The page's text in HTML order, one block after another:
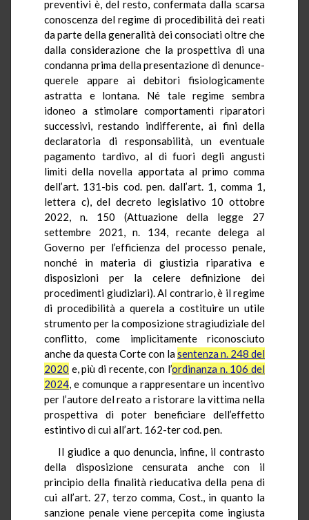
preventivi è, del resto, confermata dalla scarsa
conoscenza del regime di procedibilità dei reati
da parte della generalità dei consociati oltre che
dalla considerazione che la prospettiva di una
condanna prima della presentazione di denunce-
querele appare ai debitori fisiologicamente
astratta e lontana. Né tale regime sembra
idoneo a stimolare comportamenti riparatori
successivi, restando indifferente, ai fini della
declaratoria di responsabilità, un eventuale
pagamento tardivo, al di fuori degli angusti
limiti della novella apportata al primo comma
dell’art. 131-bis cod. pen. dall’art. 1, comma 1,
lettera c), del decreto legislativo 10 ottobre
2022, n. 150 (Attuazione della legge 27
settembre 2021, n. 134, recante delega al
Governo per l’efficienza del processo penale,
nonché in materia di giustizia riparativa e
disposizioni per la celere definizione dei
procedimenti giudiziari). Al contrario, è il regime
di procedibilità a querela a costituire un utile
strumento per la composizione stragiudiziale del
conflitto, come implicitamente riconosciuto
anche da questa Corte con lasentenza n. 248 del
2020 e, più di recente, con l’ordinanza n. 106 del
2024, e comunque a rappresentare un incentivo
per l’autore del reato a ristorare la vittima nella
prospettiva di poter beneficiare dell’effetto
estintivo di cui all’art. 162-ter cod. pen.
Il giudice a quo denuncia, infine, il contrasto
della disposizione censurata anche con il
principio della finalità rieducativa della pena di
cui all’art. 27, terzo comma, Cost., in quanto la
sanzione penale viene percepita come ingiusta